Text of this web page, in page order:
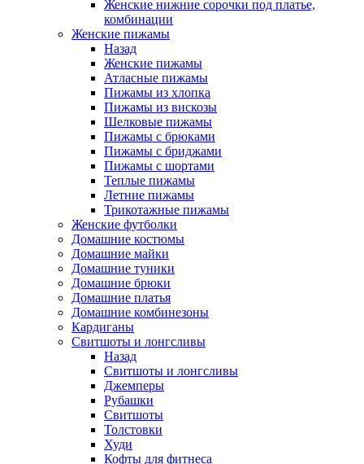
Женские нижние сорочки под платье,
комбинации
Женские пижамы
Назад
Женские пижамы
Атласные пижамы
Пижамы из хлопка
Пижамы из вискозы
Шелковые пижамы
Пижамы с брюками
Пижамы с бриджами
Пижамы с шортами
Теплые пижамы
Летние пижамы
Трикотажные пижамы
Женские футболки
Домашние костюмы
Домашние майки
Домашние туники
Домашние брюки
Домашние платья
Домашние комбинезоны
Кардиганы
Свитшоты и лонгсливы
Назад
Свитшоты и лонгсливы
Джемперы
Рубашки
Свитшоты
Толстовки
Худи
Кофты для фитнеса